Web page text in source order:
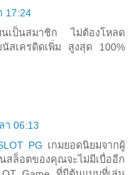
17:24
นเป็นสมาชิก ไม่ต้องโหลด
นัสเครดิดเพิ่ม สูงสุด 100%
า 06:13
PG เกมยอดนิยมจากผู้
สล็อตของคุณจะไม่มีเบื่ออีก